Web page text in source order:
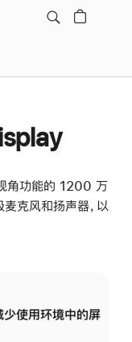
角功能的 1200 万
克风和扬声器，以
少使用环境中的屏